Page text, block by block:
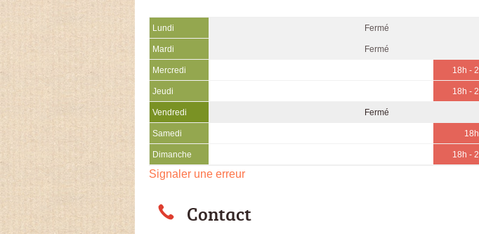
Lundi Fermé
Mardi Fermé
Mercredi 18h -
Jeudi 18h -
Vendredi Fermé
Samedi
Dimanche 18h -
Signaler une erreur
Contact